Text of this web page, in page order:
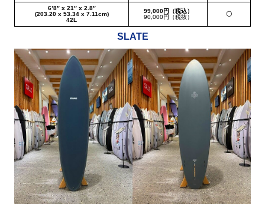
6’8″ x 21″ x 2.8″
(203.20 x 53.34 x 7.11cm)
42L
99,000円（税込）
90,000円（税抜）
〇
SLATE